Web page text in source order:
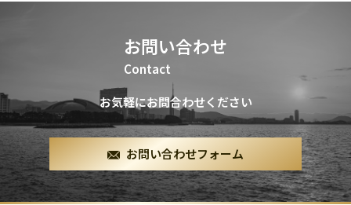
お問い合わせ
Contact
お気軽にお問合わせください
お問い合わせフォーム